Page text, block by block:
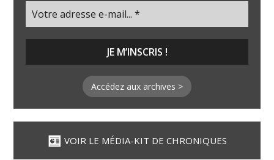
Accédez aux archives >
VOIR LE MÉDIA-KIT DE CHRONIQUES